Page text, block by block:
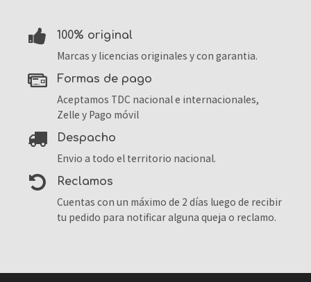
100% original
Marcas y licencias originales y con garantia.
formas de pago
Aceptamos TDC nacional e internacionales,
Zelle y Pago móvil
despacho
Envio a todo el territorio nacional.
reclamos
Cuentas con un máximo de 2 días luego de recibir
tu pedido para notificar alguna queja o reclamo.